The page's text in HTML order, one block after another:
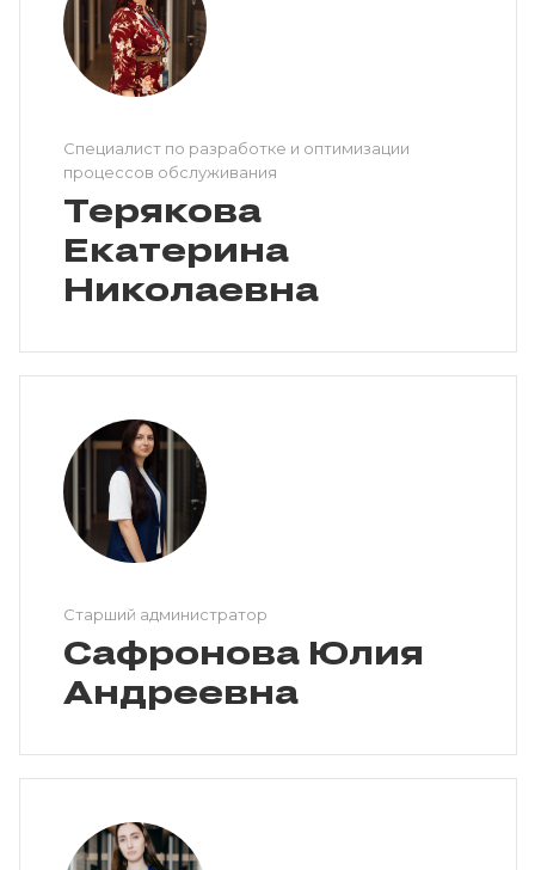
Специалист по разработке и оптимизации
процессов обслуживания
Терякова
Екатерина
Николаевна
Старший администратор
Сафронова Юлия
Андреевна